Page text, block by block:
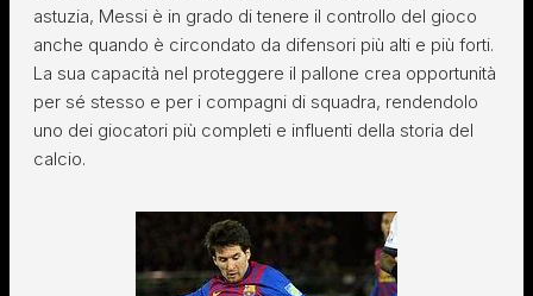
astuzia, Messi è in grado di tenere il controllo del gioco
anche quando è circondato da difensori più alti e più forti.
La sua capacità nel proteggere il pallone crea opportunità
per sé stesso e per i compagni di squadra, rendendolo
uno dei giocatori più completi e influenti della storia del
calcio.